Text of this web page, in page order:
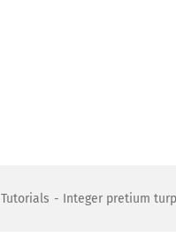
Tutorials Integer pretium